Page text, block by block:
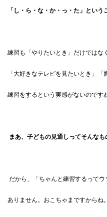
「し・ら・な・か・っ・た」という
練習も「やりたいとき」だけではな
「大好きなテレビを見たいとき」
練習をするという実感がないのです
まあ、子どもの見通しってそんなも
だから、「ちゃんと練習するって
ありません。おこちゃまですからね